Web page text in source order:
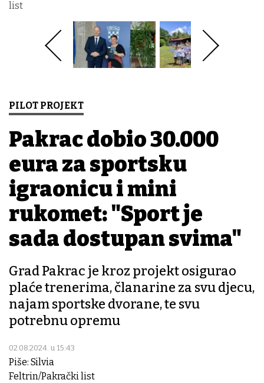
list
PILOT PROJEKT
Pakrac dobio 30.000
eura za sportsku
igraonicu i mini
rukomet: "Sport je
sada dostupan svima"
Grad Pakrac je kroz projekt osigurao
plaće trenerima, članarine za svu djecu,
najam sportske dvorane, te svu
potrebnu opremu
02.08.2024. u 15:43
Piše: Silvia
Feltrin/Pakrački list